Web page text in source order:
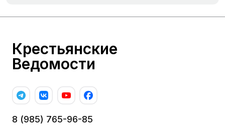
Крестьянские
Ведомости
8 (985) 765-96-85